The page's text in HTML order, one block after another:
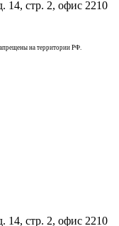
14, стр. 2, офис 2210
на территории РФ.
14, стр. 2, офис 2210